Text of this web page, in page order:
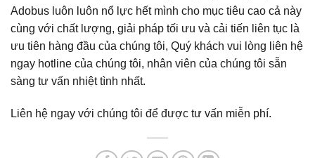
Adobus luôn luôn nổ lực hết mình cho mục tiêu cao cả này
cùng với chất lượng, giải pháp tối ưu và cải tiến liên tục là
ưu tiên hàng đầu của chúng tôi, Quý khách vui lòng liên hệ
ngay hotline của chúng tôi, nhân viên của chúng tôi sẵn
sàng tư vấn nhiệt tình nhất.
Liên hệ ngay với chúng tôi để được tư vấn miễn phí.